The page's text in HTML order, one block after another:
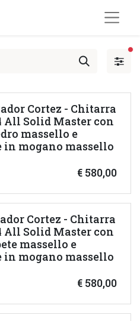
Cortez - Chitarra
All Solid Master con
massello e
in mogano massello
€ 580,00
Cortez - Chitarra
All Solid Master con
massello e
in mogano massello
€ 580,00